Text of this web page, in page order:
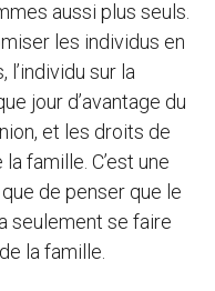
aussi plus seuls.
les individus en
l’individu sur la
jour d’avantage du
et les droits de
famille. C’est une
de penser que le
seulement se faire
la famille.